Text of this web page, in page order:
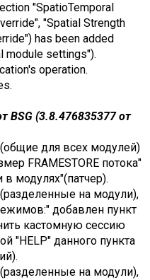
"SpatioTemporal
"Spatial Strength
has been added
module settings").
operation.
BSG (3.8.476835377 от
для всех модулей)
FRAMESTORE потока"
модулях"(патчер).
на модули),
добавлен пункт
кастомную сессию
"HELP" данного пункта
на модули),